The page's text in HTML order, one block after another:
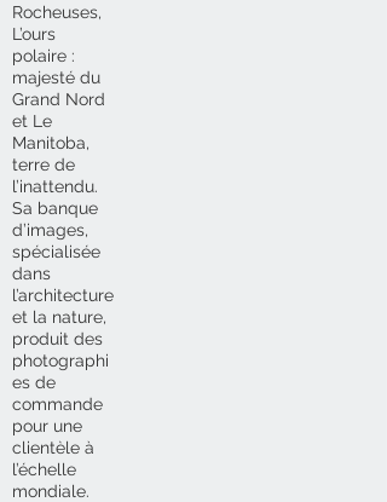
Rocheuses,
L’ours
polaire :
majesté du
Grand Nord
et Le
Manitoba,
terre de
l’inattendu.
Sa banque
d’images,
spécialisée
dans
l’architecture
et la nature,
produit des
photographi
es de
commande
pour une
clientèle à
l’échelle
mondiale.